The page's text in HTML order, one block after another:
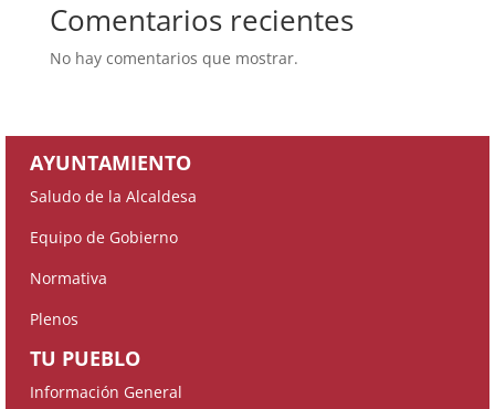
Comentarios recientes
No hay comentarios que mostrar.
AYUNTAMIENTO
Saludo de la Alcaldesa
Equipo de Gobierno
Normativa
Plenos
TU PUEBLO
Información General